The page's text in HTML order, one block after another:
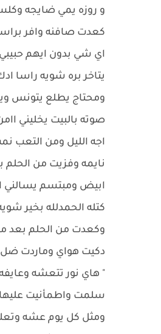
و روزه يمي ضايجه
كعدت صافنه وافر
اي شي بدون ايهم حبيبي
يتاخر بره شويه راسا
ومحتاج يطلع يتونس
صوته بالبيت يخليني
اجه الليل ومن التعب
نايمه وفزيت من
ابيض ومبتسم يسالني
كتله الحمدلله بخير
وكعدت من الحلم بعد
دكيت هواي وماردت ضل
" هاي نور تتعشه وعايفه
سلمت واطمأنيت عليها
ومثل كل يوم عشه